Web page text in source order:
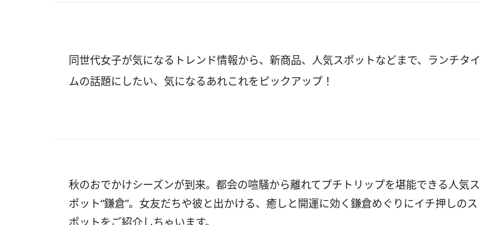
同世代女子が気になるトレンド情報から、新商品、人気スポットなどまで、ランチタイ
ムの話題にしたい、気になるあれこれをピックアップ！
秋のおでかけシーズンが到来。都会の喧騒から離れてプチトリップを堪能できる人気ス
ポット“鎌倉”。女友だちや彼と出かける、癒しと開運に効く鎌倉めぐりにイチ押しのス
ポットをご紹介しちゃいます。